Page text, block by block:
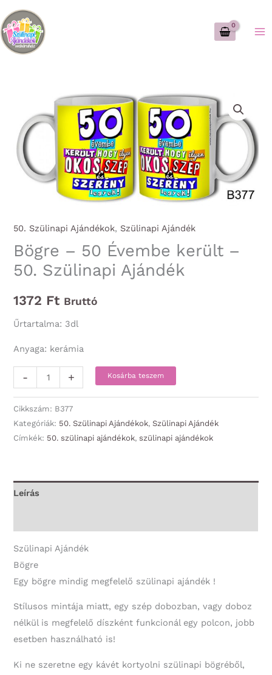
Skip
to
content
50. Szülinapi Ajándékok, Szülinapi Ajándék
Bögre – 50 Évembe került –
50. Szülinapi Ajándék
1372 Ft Bruttó
Űrtartalma: 3dl
Anyaga: kerámia
-
-
50
Évembe
került
Szülinapi
+ Kosárba teszem
Cikkszám: B377
Kategóriák: 50. Szülinapi Ajándékok,Szülinapi Ajándék
Címkék: 50. szülinapi ajándékok,szülinapi ajándékok
Leírás
Szülinapi Ajándék
Bögre
Egy bögre mindig megfelelő szülinapi ajándék !
Stílusos mintája miatt, egy szép dobozban, vagy doboz
nélkül is megfelelő díszként funkcionál egy polcon, jobb
esetben használható is!
Ki ne szeretne egy kávét kortyolni szülinapi bögréből,